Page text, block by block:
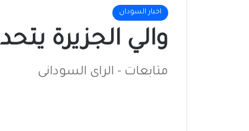
اخبار السودان
والي الجزيرة
متابعات - الراى السودانى